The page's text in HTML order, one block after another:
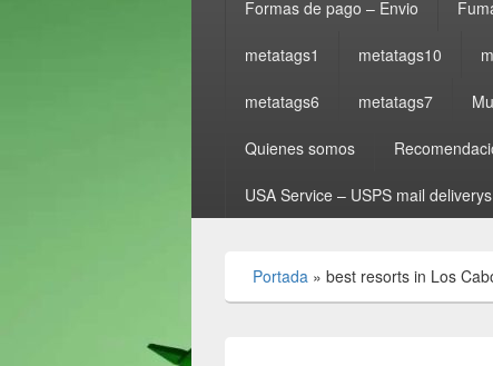
Formas de pago – Envio
metatags1 metatags10
metatags6 metatags7
Quienes somos
USA Service – USPS mail
Portada » best resorts in Los